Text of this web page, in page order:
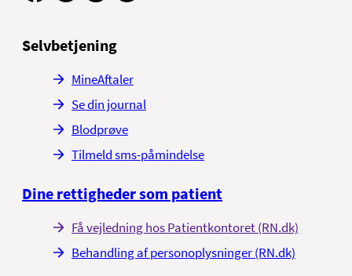
Selvbetjening
MineAftaler
Se din journal
Blodprøve
Tilmeld sms-påmindelse
Dine rettigheder som patient
Få vejledning hos Patientkontoret (RN.dk)
Behandling af personoplysninger (RN.dk)